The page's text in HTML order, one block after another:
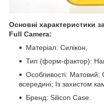
Основні характеристики
Full Camera:
Матеріал: Силікон;
Тип (форм-фактор):
Особливості:
всередині; Із захистом
Бренд: Silicon Case.